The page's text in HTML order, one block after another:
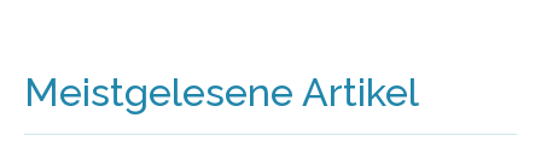
Meistgelesene Artikel